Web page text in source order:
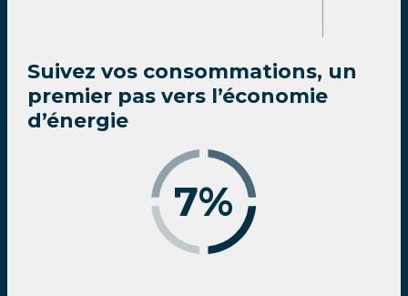
Suivez vos consommations, un
premier pas vers l’économie
d’énergie
7%